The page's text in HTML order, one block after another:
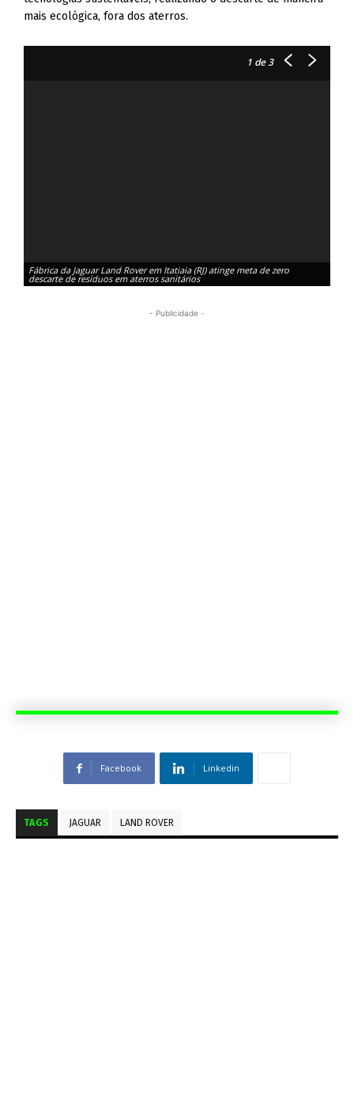
mais ecológica, fora dos aterros.
1de 3
Fábrica da Jaguar Land Rover em Itatiaia (RJ) atinge meta de zero
descarte de resíduos em aterros sanitários
- Publicidade -
Facebook Linkedin
TAGS JAGUAR LAND ROVER